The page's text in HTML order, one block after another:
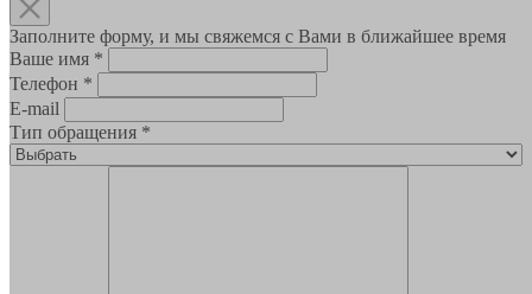
Заполните форму, и мы свяжемся с Вами в ближайшее время
Ваше имя *
Телефон *
E-mail
Тип обращения *